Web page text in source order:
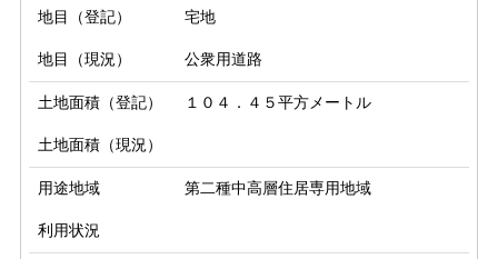
地目（登記） 宅地
地目（現況） 公衆用道路
土地面積（登記） １０４．４５平方メートル
土地面積（現況）
用途地域 第二種中高層住居専用地域
利用状況